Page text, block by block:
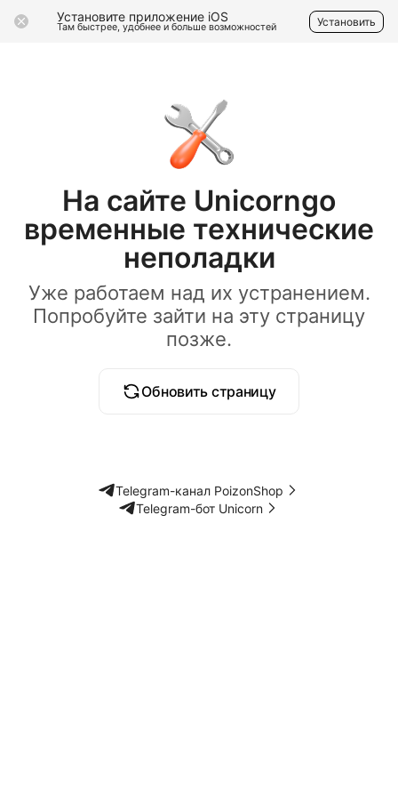
Установите приложение iOS
Там быстрее, удобнее и больше возможностей Установить
На сайте Unicorngo
временные технические
неполадки
Уже работаем над их устранением.
Попробуйте зайти на эту страницу
позже.
Обновить страницу
Telegram-канал PoizonShop
Telegram-бот Unicorn